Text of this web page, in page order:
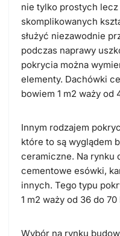
nie tylko prostych
skomplikowanych
służyć niezawodnie
podczas naprawy
pokrycia można
elementy. Dachówki
bowiem 1 m2 waży od
Innym rodzajem
które to są wyglądem
ceramiczne. Na rynku
cementowe esówki,
innych. Tego typu
1 m2 waży od 36 do 70
Wybór na rynku